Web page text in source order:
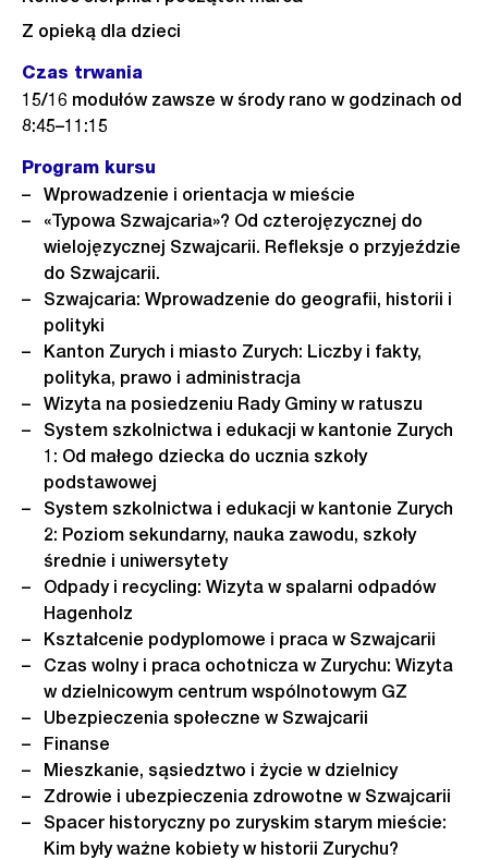
Z opieką dla dzieci
Czas trwania
15/16 modułów zawsze w środy rano w godzinach od
8:45–11:15
Program kursu
Wprowadzenie i orientacja w mieście
«Typowa Szwajcaria»? Od czterojęzycznej do
wielojęzycznej Szwajcarii. Refleksje o przyjeździe
do Szwajcarii.
Szwajcaria: Wprowadzenie do geografii, historii i
polityki
Kanton Zurych i miasto Zurych: Liczby i fakty,
polityka, prawo i administracja
Wizyta na posiedzeniu Rady Gminy w ratuszu
System szkolnictwa i edukacji w kantonie Zurych
1: Od małego dziecka do ucznia szkoły
podstawowej
System szkolnictwa i edukacji w kantonie Zurych
2: Poziom sekundarny, nauka zawodu, szkoły
średnie i uniwersytety
Odpady i recycling: Wizyta w spalarni odpadów
Hagenholz
Kształcenie podyplomowe i praca w Szwajcarii
Czas wolny i praca ochotnicza w Zurychu: Wizyta
w dzielnicowym centrum wspólnotowym GZ
Ubezpieczenia społeczne w Szwajcarii
Finanse
Mieszkanie, sąsiedztwo i życie w dzielnicy
Zdrowie i ubezpieczenia zdrowotne w Szwajcarii
Spacer historyczny po zuryskim starym mieście:
Kim były ważne kobiety w historii Zurychu?